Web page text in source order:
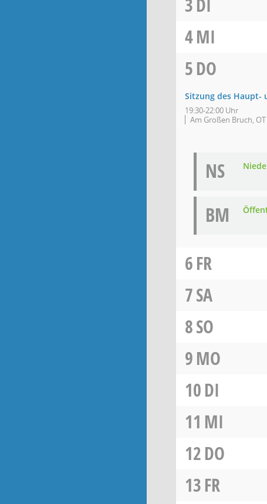
3DI
4MI
5DO
Sitzung des Haupt-
19:30-22:00 Uhr
Am Großen Bruch,
NS
BM
6FR
7SA
8SO
9MO
10DI
11 MI
12DO
13FR